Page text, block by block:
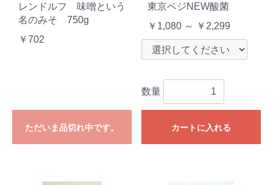
レンドルフ 味噌という
名のみそ 750g
￥702
ただいま品切れ中です。
東京ベジNEW酸菌
￥1,080 ～ ￥2,299
数量
カートに入れる